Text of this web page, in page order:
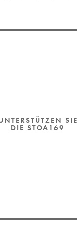
SIE
DIE STOA169